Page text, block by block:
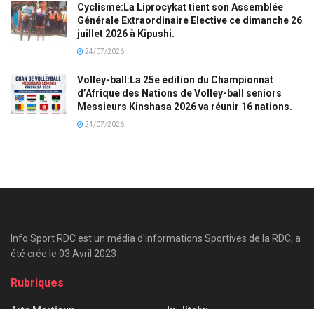
Cyclisme:La Liprocykat tient son Assemblée
Générale Extraordinaire Elective ce dimanche 26
juillet 2026 à Kipushi.
24/07/2026
Volley-ball:La 25e édition du Championnat
d’Afrique des Nations de Volley-ball seniors
Messieurs Kinshasa 2026 va réunir 16 nations.
24/07/2026
Info Sport RDC est un média d'informations Sportives de la RDC, a
été crée le 03 Avril 2023
Rubriques